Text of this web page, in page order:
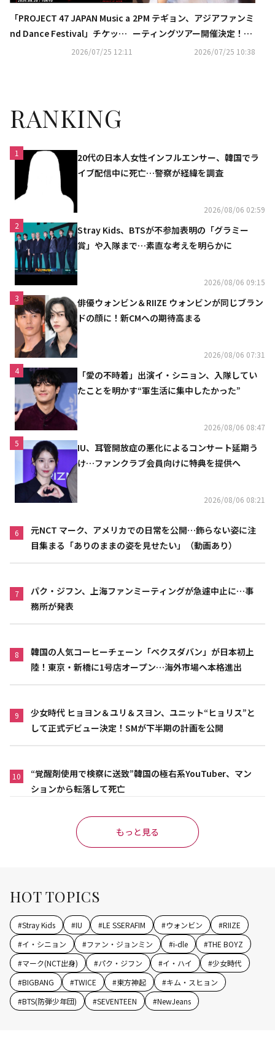
「PROJECT 47 JAPAN Music a
nd Dance Festival」チケット
販売開始のお知らせ2026/07/25 12:11
2PM テギョン、アジアファンミ
ーティングツアー開催決定！爽
やかなポスターも解禁2026/07/25 10:38
RANKING
1
20代の日本人女性インフルエンサー、韓国でラ
イブ配信中に死亡…警察が経緯を調査
2026/08/06 02:59
2
Stray Kids、BTSが不参加表明の「グラミー
賞」や入隊まで…素直な考えを明らかに
2026/08/06 09:15
3
俳優ウォンビン＆RIIZE ウォンビンが同じブラン
ドの顔に！新CMへの期待高まる
2026/08/06 07:31
4
「愛の不時着」出演イ・シニョン、入隊してい
たことを明かす“軍生活に集中したかった”
2026/08/06 08:47
5
IU、耳管開放症の悪化によるコンサート延期う
け…ファンクラブ会員向けに特典を提供へ
2026/08/06 08:21
6
元NCT マーク、アメリカでの日常を公開…飾らない姿に注
目集まる「ありのままの姿を見せたい」（動画あり）
7
パク・ジフン、上海ファンミーティングが急遽中止に…事
務所が発表
8
韓国の人気コーヒーチェーン「ペクスダバン」が日本初上
陸！東京・新橋に1号店オープン…海外市場へ本格進出
9
少女時代 ヒョヨン＆ユリ＆スヨン、ユニット“ヒョリス”と
して正式デビュー決定！SMが下半期の計画を公開
10
“覚醒剤使用で検察に送致”韓国の極右系YouTuber、マン
ションから転落して死亡
もっと見る
HOT TOPICS
#Stray Kids #IU #LE SSERAFIM #ウォンビン #RIIZE
#イ・シニョン #ファン・ジョンミン #i-dle #THE BOYZ
#マーク(NCT出身) #パク・ジフン #イ・ハイ #少女時代
#BIGBANG #TWICE #東方神起 #キム・スヒョン
#BTS(防弾少年団) #SEVENTEEN #NewJeans